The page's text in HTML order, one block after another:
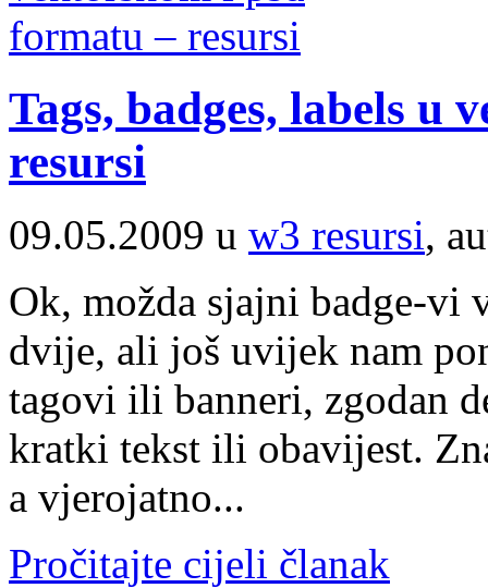
Tags, badges, labels u
resursi
09.05.2009 u w3 resursi,
Ok, možda sjajni badge-vi
dvije, ali još uvijek nam
tagovi ili banneri, zgodan
kratki tekst ili obavijest.
a vjerojatno...
Pročitajte cijeli članak